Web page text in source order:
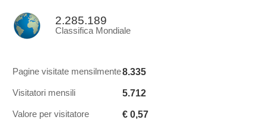
2.285.189
Classifica Mondiale
Pagine visitate mensilmente8.335
Visitatori mensili 5.712
Valore per visitatore € 0,57